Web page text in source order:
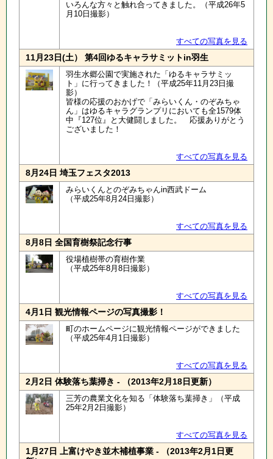
いろんな方々と触れ合ってきました。（平成26年5
月10日撮影）
すべての写真を見る
11月23日(土） 第4回ゆるキャラサミットin羽生
羽生水郷公園で実施された「ゆるキャラサミッ
ト」に行ってきました！（平成25年11月23日撮
影）
皆様の応援のおかげで「みらいくん・のぞみちゃ
ん」はゆるキャラグランプリにおいても全1579体
中『127位』と大健闘しました。 応援ありがとう
ございました！
すべての写真を見る
8月24日 埼玉フェスタ2013
みらいくんとのぞみちゃんin西武ドーム
（平成25年8月24日撮影）
すべての写真を見る
8月8日 全国育樹祭記念行事
役場植樹帯の育樹作業
（平成25年8月8日撮影）
すべての写真を見る
4月1日 観光情報ページの写真撮影！
町のホームページに観光情報ページができました
（平成25年4月1日撮影）
すべての写真を見る
2月2日 体験落ち葉掃き - （2013年2月18日更新）
三芳の農業文化を知る「体験落ち葉掃き」（平成
25年2月2日撮影）
すべての写真を見る
1月27日 上富けやき並木補植事業 - （2013年2月1日更